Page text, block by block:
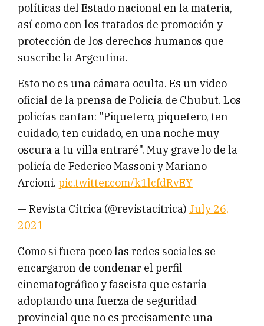
políticas del Estado nacional en la materia,
así como con los tratados de promoción y
protección de los derechos humanos que
suscribe la Argentina.
Esto no es una cámara oculta. Es un video
oficial de la prensa de Policía de Chubut. Los
policías cantan: "Piquetero, piquetero, ten
cuidado, ten cuidado, en una noche muy
oscura a tu villa entraré". Muy grave lo de la
policía de Federico Massoni y Mariano
Arcioni. pic.twitter.com/k1lcfdRvEY
— Revista Cítrica (@revistacitrica) July 26,
2021
Como si fuera poco las redes sociales se
encargaron de condenar el perfil
cinematográfico y fascista que estaría
adoptando una fuerza de seguridad
provincial que no es precisamente una